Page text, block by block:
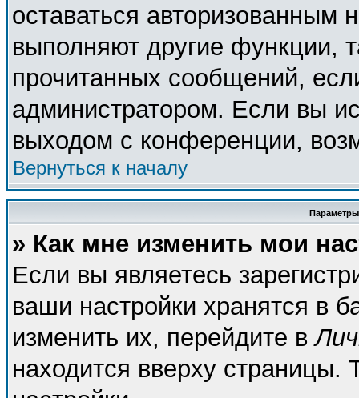
оставаться авторизованным
выполняют другие функции,
прочитанных сообщений,
администратором. Если вы
выходом с конференции,
Вернуться к началу
Параметры
» Как мне изменить мои
Если вы являетесь
ваши настройки хранятся в
изменить их, перейдите в
находится вверху